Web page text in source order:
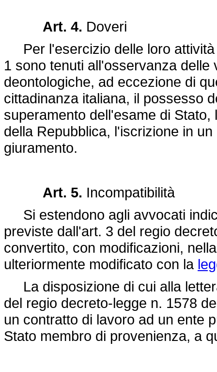
Art. 4. Doveri
Per l'esercizio delle loro attività
1 sono tenuti all'osservanza
deontologiche, ad eccezione di
cittadinanza italiana, il possesso
superamento dell'esame di
della Repubblica, l'iscrizione in
giuramento.
Art. 5. Incompatibilità
Si estendono agli avvocati
previste dall'art. 3 del regio
convertito, con modificazioni,
ulteriormente modificato con la
La disposizione di cui alla
del regio decreto-legge n. 1578
un contratto di lavoro ad un ente
Stato membro di provenienza, a